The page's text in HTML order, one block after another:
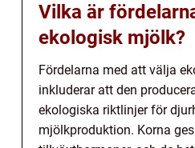
Vilka är
ekologisk mjölk?
Fördelarna med att välja
inkluderar att den
ekologiska riktlinjer för
mjölkproduktion. Korna